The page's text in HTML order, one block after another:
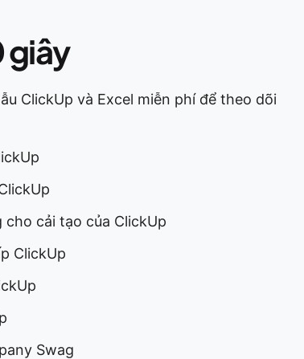
giây
ClickUp và Excel miễn phí để theo dõi
cải tạo của ClickUp
ClickUp
Swag